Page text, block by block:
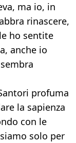
ma io, in
rinascere,
ho sentite
anche io
profuma
la sapienza
con le
solo per